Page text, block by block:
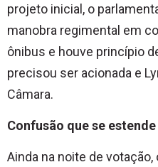
projeto inicial, o
manobra regimental em
ônibus e houve princípio
precisou ser acionada e
Câmara.
Confusão que se estende
Ainda na noite de votação,